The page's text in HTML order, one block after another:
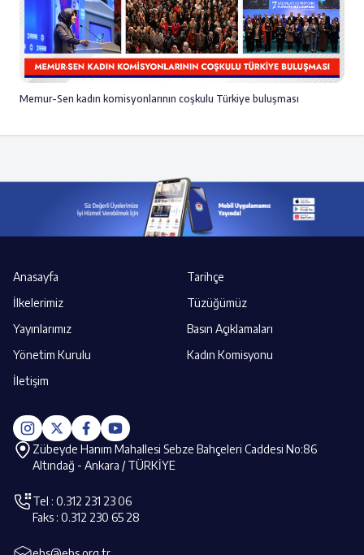
Memur-Sen kadın komisyonlarının coşkulu Türkiye buluşması
Anasayfa
Tarihçe
İlkelerimiz
Tüzüğümüz
Yayınlarımız
Basın Açıklamaları
Yönetim Kurulu
Kadın Komisyonu
İletişim
Zübeyde Hanım Mahallesi Sebze Bahçeleri Caddesi No:86
Altındağ - Ankara / TÜRKİYE
Tel : 0.312 231 23 06
Faks : 0.312 230 65 28